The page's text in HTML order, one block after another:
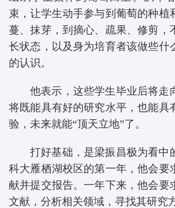
束，让学生动手参与到葡萄的种植
蔓、抹芽，到摘心、疏果、修剪，
长状态，以及身为培育者该做些什
的认识。
他表示，这些学生毕业后将走
将既能具有好的研究水平，也能具
验，未来就能“顶天立地”了。
打好基础，是梁振昌极为看中
科大雁栖湖校区的第一年，他会要
献并提交报告。一年下来，他会要
文献，分析相关领域，寻找其研究